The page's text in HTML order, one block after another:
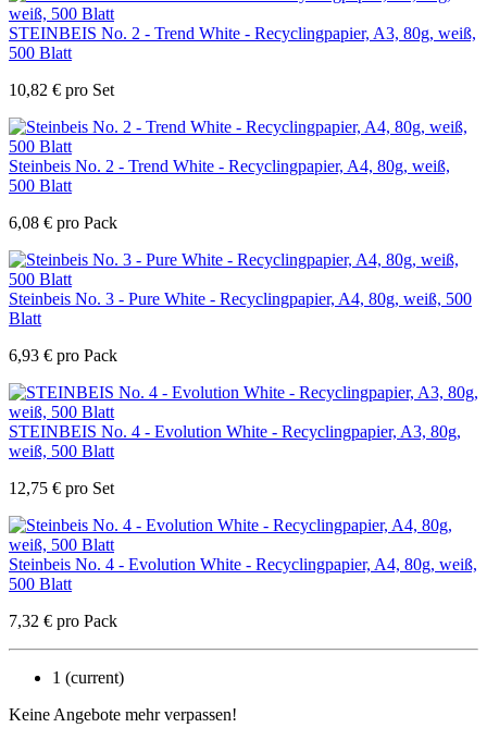
STEINBEIS No. 2 - Trend White - Recyclingpapier, A3, 80g, weiß,
500 Blatt
10,82 € pro Set
Steinbeis No. 2 - Trend White - Recyclingpapier, A4, 80g, weiß,
500 Blatt
6,08 € pro Pack
Steinbeis No. 3 - Pure White - Recyclingpapier, A4, 80g, weiß, 500
Blatt
6,93 € pro Pack
STEINBEIS No. 4 - Evolution White - Recyclingpapier, A3, 80g,
weiß, 500 Blatt
12,75 € pro Set
Steinbeis No. 4 - Evolution White - Recyclingpapier, A4, 80g, weiß,
500 Blatt
7,32 € pro Pack
1 (current)
Keine Angebote mehr verpassen!